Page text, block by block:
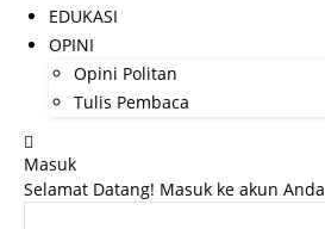
EDUKASI
OPINI
Opini Politan
Tulis Pembaca
Masuk
Selamat Datang! Masuk ke akun Anda